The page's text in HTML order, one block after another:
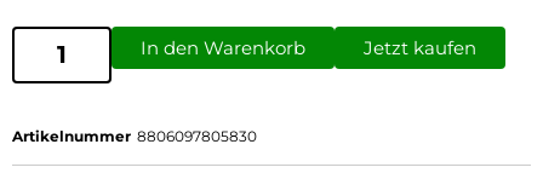
In den Warenkorb Jetzt kaufen
Artikelnummer 8806097805830